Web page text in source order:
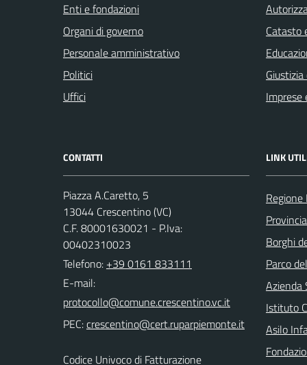
Enti e fondazioni
Organi di governo
Personale amministrativo
Politici
Uffici
Catasto
Imprese
CONTATTI
Piazza A.Caretto, 5
13044 Crescentino (VC)
C.F. 80001630021 - P.Iva:
00402310023
Telefono: +39 0161 833111
E-mail:
PEC:
Codice Univoco di Fatturazione
LINK
Borghi
Parco
Azienda
Istituto
Asilo